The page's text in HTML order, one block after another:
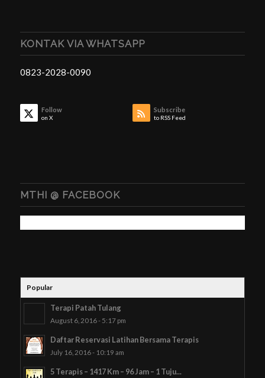
KONTAK VIA WHATSAPP
0823-2028-0090
Follow
on X
Subscribe
to RSS Feed
MTHI @ FACEBOOK
Popular
Terapi Patah Tulang
August 6, 2016 - 5:17 pm
Daftar Reservasi Latihan Bersama Terapis
July 16, 2016 - 10:19 am
5 Terapis – 1417 Km – 96 Jam – 1 Tuju...